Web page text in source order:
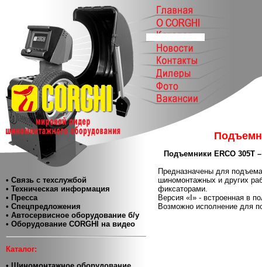
• Связь с техслужбой
• Техническая информация
• Пресса
• Спецпредложения
• Автосервисное оборудование б/у
• Оборудование CORGHI на видео
Каталог:
Подъемники ERCO 305T
Предназначены для
шиномонтажных и других
фиксаторами.
Версия «I» - встроенная в
Возможно исполнение для